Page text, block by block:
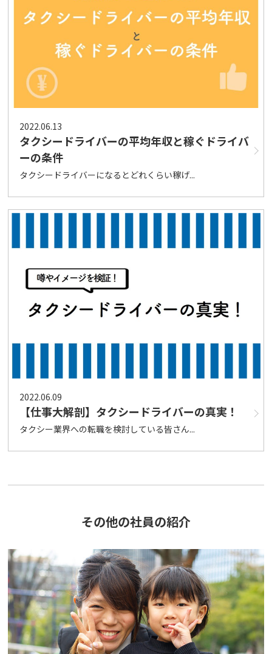
2022.06.13
タクシードライバーの平均年収と稼ぐドライバ
ーの条件
タクシードライバーになるとどれくらい稼げ...
2022.06.09
【仕事大解剖】タクシードライバーの真実！
タクシー業界への転職を検討している皆さん...
その他の社員の紹介